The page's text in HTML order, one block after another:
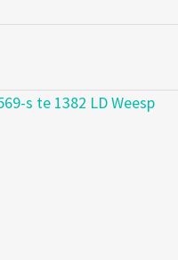
s te 1382 LD Weesp